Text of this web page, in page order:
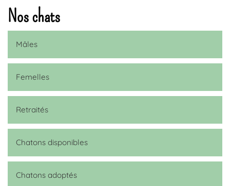
Nos chats
Mâles
Femelles
Retraités
Chatons disponibles
Chatons adoptés